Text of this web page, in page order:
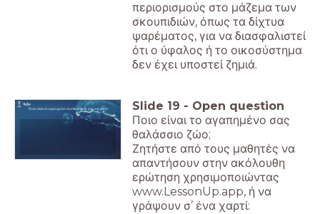
περιορισμούς στο μάζεμα των
σκουπιδιών, όπως τα δίχτυα
ψαρέματος, για να διασφαλιστεί
ότι ο ύφαλος ή το οικοσύστημα
δεν έχει υποστεί ζημιά.
Ποιο είναι το αγαπημένο σου θαλάσσιο ζώο και γιατί; Slide 19 - Open question
Ποιο είναι το αγαπημένο σας
θαλάσσιο ζώο;
Ζητήστε από τους μαθητές να
απαντήσουν στην ακόλουθη
ερώτηση χρησιμοποιώντας
www.LessonUp.app, ή να
γράψουν σ’ ένα χαρτί: